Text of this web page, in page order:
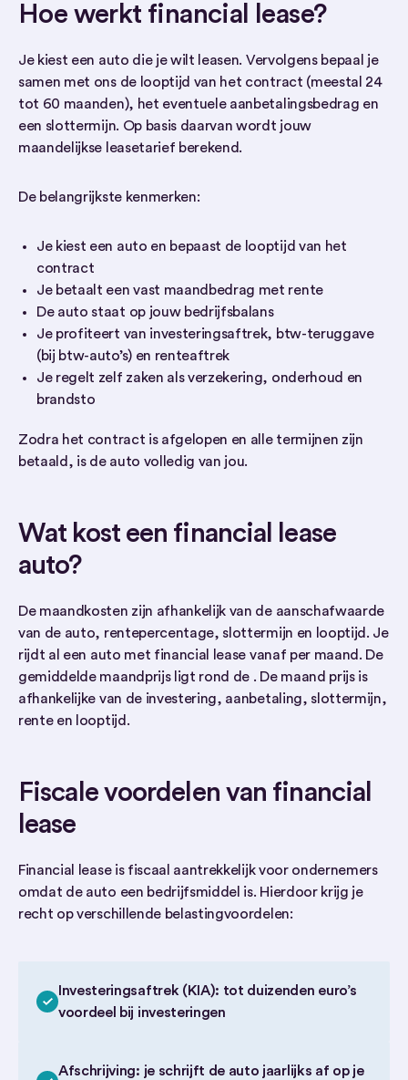
Hoe werkt financial lease?
Je kiest een auto die je wilt leasen. Vervolgens bepaal je
samen met ons de looptijd van het contract (meestal 24
tot 60 maanden), het eventuele aanbetalingsbedrag en
een slottermijn. Op basis daarvan wordt jouw
maandelijkse leasetarief berekend.
De belangrijkste kenmerken:
Je kiest een auto en bepaast de looptijd van het
contract
Je betaalt een vast maandbedrag met rente
De auto staat op jouw bedrijfsbalans
Je profiteert van investeringsaftrek, btw-teruggave
(bij btw-auto’s) en renteaftrek
Je regelt zelf zaken als verzekering, onderhoud en
brandsto
Zodra het contract is afgelopen en alle termijnen zijn
betaald, is de auto volledig van jou.
Wat kost een financial lease
auto?
De maandkosten zijn afhankelijk van de aanschafwaarde
van de auto, rentepercentage, slottermijn en looptijd. Je
rijdt al een auto met financial lease vanaf per maand. De
gemiddelde maandprijs ligt rond de . De maand prijs is
afhankelijke van de investering, aanbetaling, slottermijn,
rente en looptijd.
Fiscale voordelen van financial
lease
Financial lease is fiscaal aantrekkelijk voor ondernemers
omdat de auto een bedrijfsmiddel is. Hierdoor krijg je
recht op verschillende belastingvoordelen:
Investeringsaftrek (KIA): tot duizenden euro’s
voordeel bij investeringen
Afschrijving: je schrijft de auto jaarlijks af op je